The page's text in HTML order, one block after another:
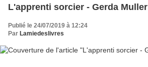
L'apprenti sorcier - Gerda Muller
Publié le 24/07/2019 à 12:24
Par Lamiedeslivres